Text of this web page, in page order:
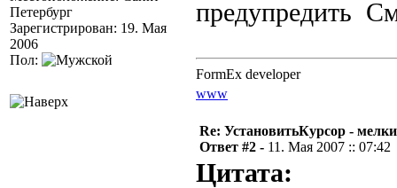
Петербург
Зарегистрирован: 19. Мая
2006
Пол:
предупредить
FormEx developer
www
Re: УстановитьКурсор -
Ответ #2 - 11. Мая 2007 :: 07:42
Цитата: